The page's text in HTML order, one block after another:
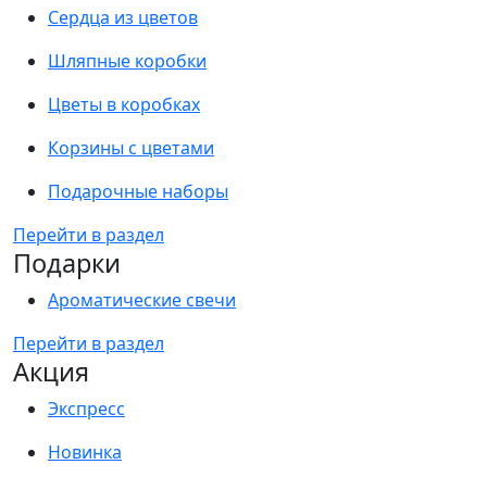
Сердца из цветов
Шляпные коробки
Цветы в коробках
Корзины с цветами
Подарочные наборы
Перейти в раздел
Подарки
Ароматические свечи
Перейти в раздел
Акция
Экспресс
Новинка